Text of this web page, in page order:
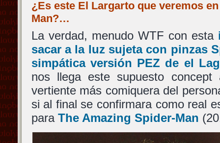
¿Es este El Largarto que veremos
Man?…
La verdad, menudo WTF con esta
sacar a la luz sujeta con pinzas
simpática versión PEZ de el
nos llega este supuesto
vertiente más comiquera del
si al final se confirmara como real
para The Amazing Spider-Man